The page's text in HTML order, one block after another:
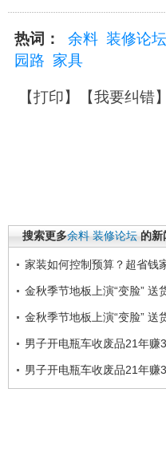
热词： 余料 装修论坛
园路 家具
【打印】【我要纠错
搜索更多余料 装修论坛 的新
家装如何控制预算？超省钱
金秋季节地板上演“变脸” 送
金秋季节地板上演“变脸” 送
男子开电瓶车收废品21年赚
男子开电瓶车收废品21年赚